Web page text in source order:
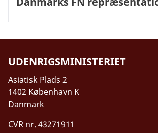
UDENRIGSMINISTERIET
Asiatisk Plads 2
1402 København K
Danmark
CVR nr. 43271911